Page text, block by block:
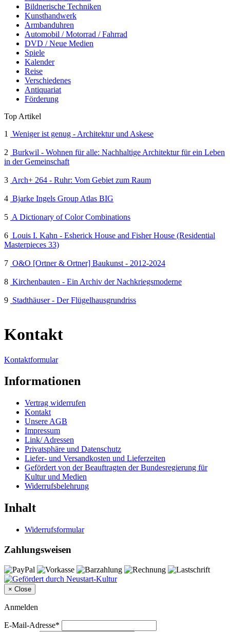
Bildnerische Techniken
Kunsthandwerk
Armbanduhren
Automobil / Motorrad / Fahrrad
DVD / Neue Medien
Spiele
Kalender
Reise
Verschiedenes
Antiquariat
Förderung
Top Artikel
1
Weniger ist genug - Architektur und Askese
2 Burkwil - Wohnen für alle: Nachhaltige Architektur für ein Leben
in der Gemeinschaft
3 Arch+ 264 - Ruhr: Vom Gebiet zum Raum
4 Bjarke Ingels Group Atlas BIG
5 A Dictionary of Color Combinations
6 Louis I. Kahn - Esherick House and Fisher House (Residential
Masterpieces 33)
7 O&O [Ortner & Ortner] Baukunst - 2012-2024
8 Kirchenbauten - Ein Archiv der Nachkriegsmoderne
9 Stadthäuser - Der Flügelhausgrundriss
Kontakt
Kontaktformular
Informationen
Vertrag widerrufen
Kontakt
Unsere AGB
Impressum
Link/ Adressen
Privatsphäre und Datenschutz
Liefer- und Versandkosten und Lieferzeiten
Gefördert von der Beauftragten der Bundesregierung für
Kultur und Medien
Widerrufsbelehrung
Inhalt
Widerrufsformular
Zahlungsweisen
× Close
Anmelden
E-Mail-Adresse*